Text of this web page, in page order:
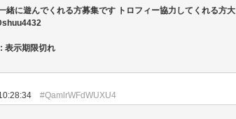
緒に遊んでくれる方募集です トロフィー協力してくれる方大
表示期限切れ
#QamlrWFdWUXU4